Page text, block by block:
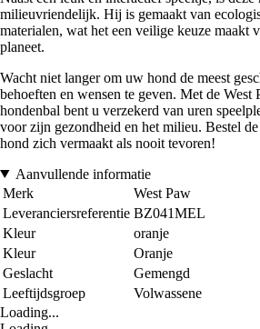
milieuvriendelijk. Hij is gemaakt van
materialen, wat het een veilige keuze maakt
planeet.
Wacht niet langer om uw hond de meest
behoeften en wensen te geven. Met de West
hondenbal bent u verzekerd van uren
voor zijn gezondheid en het milieu. Bestel
hond zich vermaakt als nooit tevoren!
Aanvullende informatie
Merk
West Paw
Leveranciersreferentie BZ041MEL
Kleur
oranje
Kleur
Oranje
Geslacht
Gemengd
Leeftijdsgroep
Volwassene
Loading...